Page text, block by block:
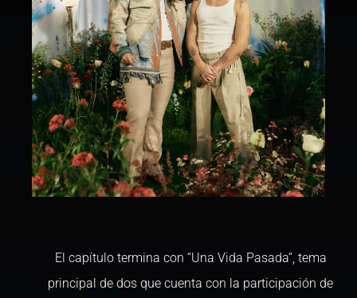
El capítulo termina con “Una Vida Pasada”, tema
principal de dos que cuenta con la participación de